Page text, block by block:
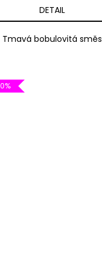
DETAIL
Tmavá bobulovitá směs